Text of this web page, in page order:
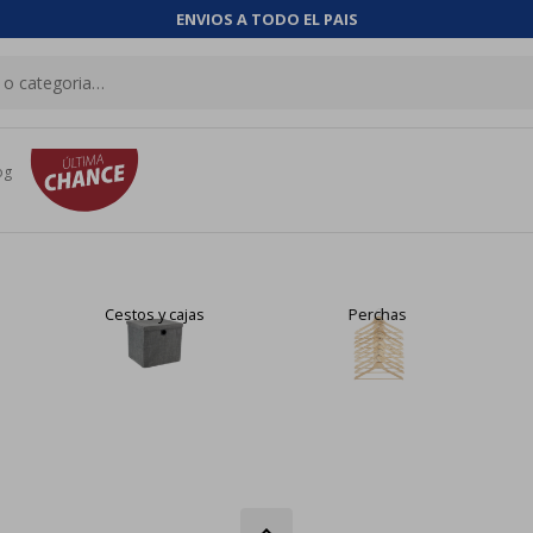
ENVIOS A TODO EL PAIS
Cestos y cajas Perchas